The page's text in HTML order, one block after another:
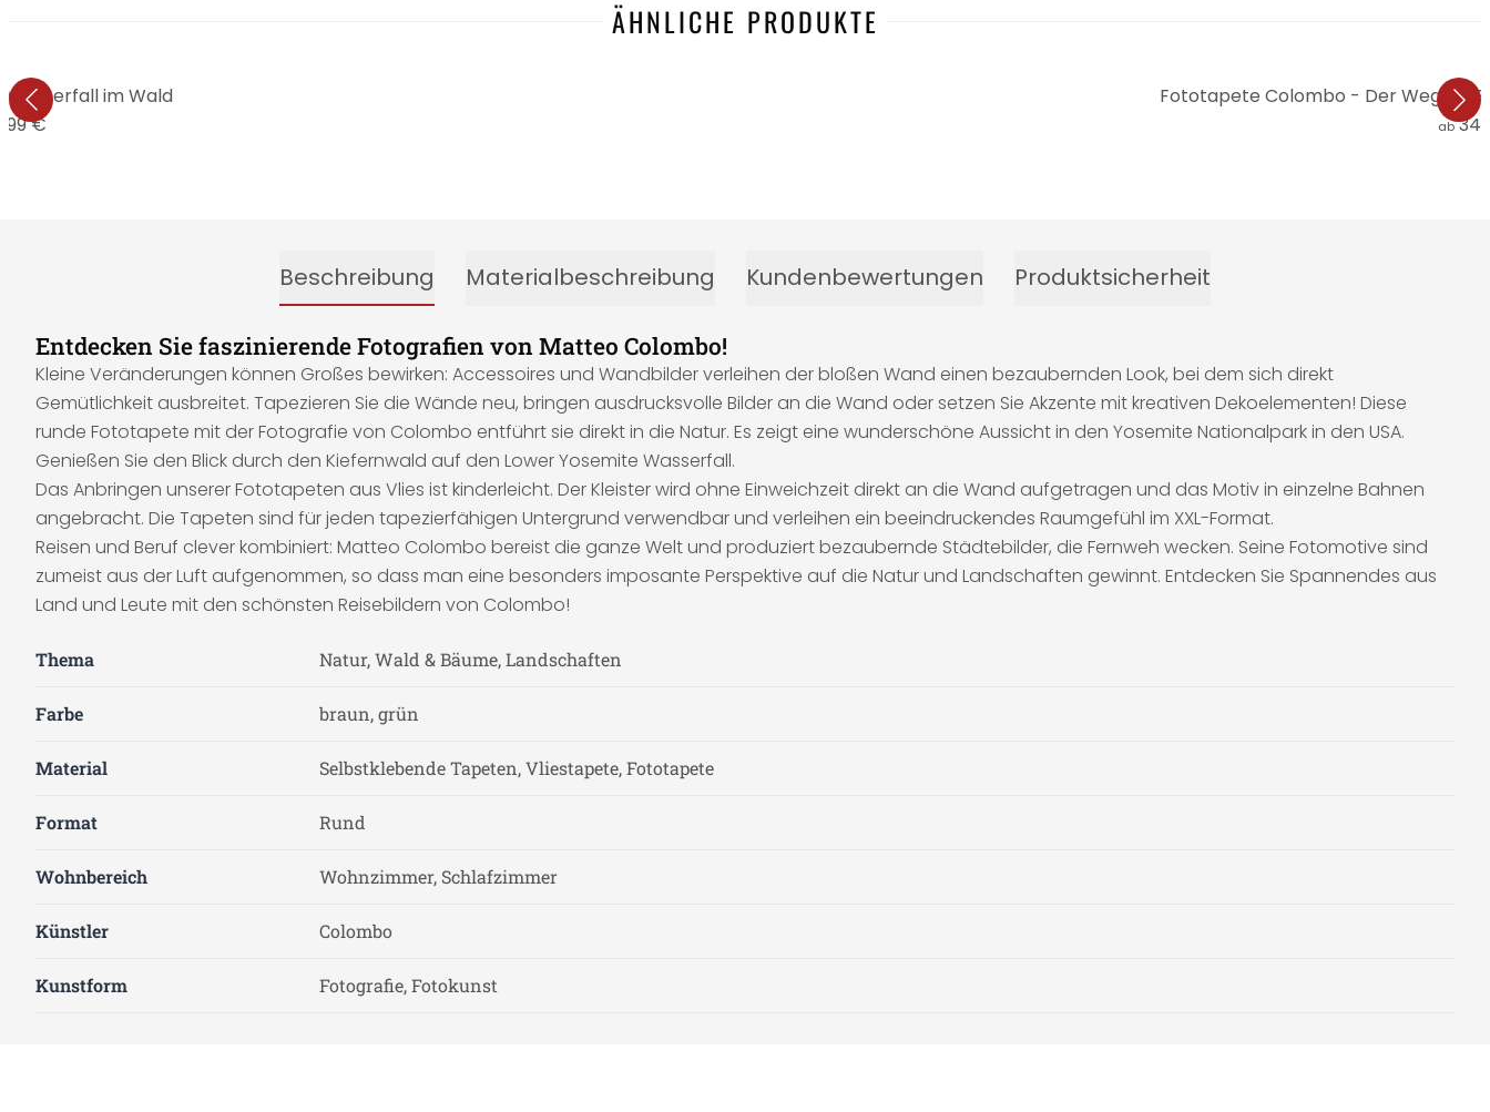
ÄHNLICHE PRODUKTE
im Wald
€
Fototapete Colombo - Der Weg ins
ab
Beschreibung Materialbeschreibung Kundenbewertungen Produktsicherheit
Entdecken Sie faszinierende Fotografien von Matteo Colombo!
Kleine Veränderungen können Großes bewirken: Accessoires und Wandbilder verleihen der bloßen Wand einen bezaubernden Look, bei dem sich direkt
Gemütlichkeit ausbreitet. Tapezieren Sie die Wände neu, bringen ausdrucksvolle Bilder an die Wand oder setzen Sie Akzente mit kreativen Dekoelementen! Diese
runde Fototapete mit der Fotografie von Colombo entführt sie direkt in die Natur. Es zeigt eine wunderschöne Aussicht in den Yosemite Nationalpark in den USA.
Genießen Sie den Blick durch den Kiefernwald auf den Lower Yosemite Wasserfall.
Das Anbringen unserer Fototapeten aus Vlies ist kinderleicht. Der Kleister wird ohne Einweichzeit direkt an die Wand aufgetragen und das Motiv in einzelne Bahnen
angebracht. Die Tapeten sind für jeden tapezierfähigen Untergrund verwendbar und verleihen ein beeindruckendes Raumgefühl im XXL-Format.
Reisen und Beruf clever kombiniert: Matteo Colombo bereist die ganze Welt und produziert bezaubernde Städtebilder, die Fernweh wecken. Seine Fotomotive sind
zumeist aus der Luft aufgenommen, so dass man eine besonders imposante Perspektive auf die Natur und Landschaften gewinnt. Entdecken Sie Spannendes aus
Land und Leute mit den schönsten Reisebildern von Colombo!
Thema Natur, Wald & Bäume, Landschaften
Farbe braun, grün
Material Selbstklebende Tapeten, Vliestapete, Fototapete
Format Rund
Wohnbereich Wohnzimmer, Schlafzimmer
Künstler Colombo
Kunstform Fotografie, Fotokunst